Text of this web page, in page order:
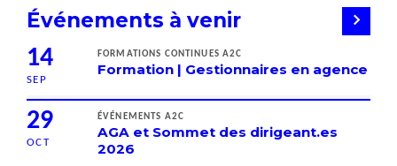
Événements à venir
14
SEP
FORMATIONS CONTINUES A2C
Formation | Gestionnaires en agence
29
OCT
ÉVÉNEMENTS A2C
AGA et Sommet des dirigeant.es
2026